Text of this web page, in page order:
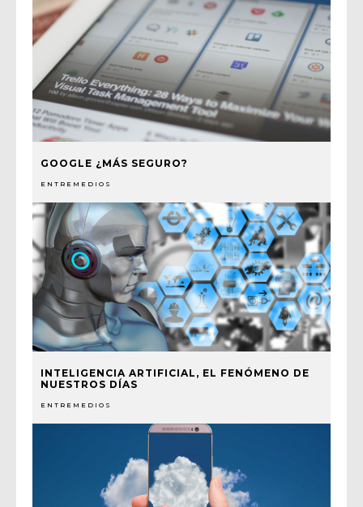
GOOGLE ¿MÁS SEGURO?
ENTREMEDIOS
INTELIGENCIA ARTIFICIAL, EL FENÓMENO DE
NUESTROS DÍAS
ENTREMEDIOS